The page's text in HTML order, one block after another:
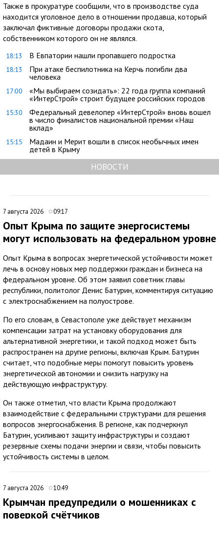
Также в прокуратуре сообщили, что в производстве суда
находится уголовное дело в отношении продавца, который
заключал фиктивные договоры продажи скота,
собственником которого он не являлся.
18:13 В Евпатории нашли пропавшего подростка
18:13
При атаке беспилотника на Керчь погибли два
человека
17:00
«Мы выбираем созидать»: 22 года группа компаний
«ИнтерСтрой» строит будущее российских городов
15:30
Федеральный девелопер «ИнтерСтрой» вновь вошел
в число финалистов национальной премии «Наш
вклад»
15:15
Мадаин и Мерит вошли в список необычных имен
детей в Крыму
НОВОСТИ
7 августа 2026 09:17
Опыт Крыма по защите энергосистемы
могут использовать на федеральном уровне
Опыт Крыма в вопросах энергетической устойчивости может
лечь в основу новых мер поддержки граждан и бизнеса на
федеральном уровне. Об этом заявил советник главы
республики, политолог Денис Батурин, комментируя ситуацию
с электроснабжением на полуострове.
По его словам, в Севастополе уже действует механизм
компенсации затрат на установку оборудования для
альтернативной энергетики, и такой подход может быть
распространен на другие регионы, включая Крым. Батурин
считает, что подобные меры помогут повысить уровень
энергетической автономии и снизить нагрузку на
действующую инфраструктуру.
Он также отметил, что власти Крыма продолжают
взаимодействие с федеральными структурами для решения
вопросов энергоснабжения. В регионе, как подчеркнул
Батурин, усиливают защиту инфраструктуры и создают
резервные схемы подачи энергии и связи, чтобы повысить
устойчивость системы в целом.
7 августа 2026 10:49
Крымчан предупредили о мошенниках с
поверкой счётчиков